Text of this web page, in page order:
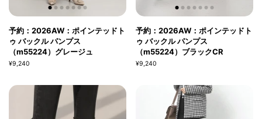
予約：2026AW：ポインテッドト
ゥ バックル パンプス
（m55224）グレージュ
¥9,240
予約：2026AW：ポインテッドト
ゥ バックル パンプス
（m55224）ブラックCR
¥9,240